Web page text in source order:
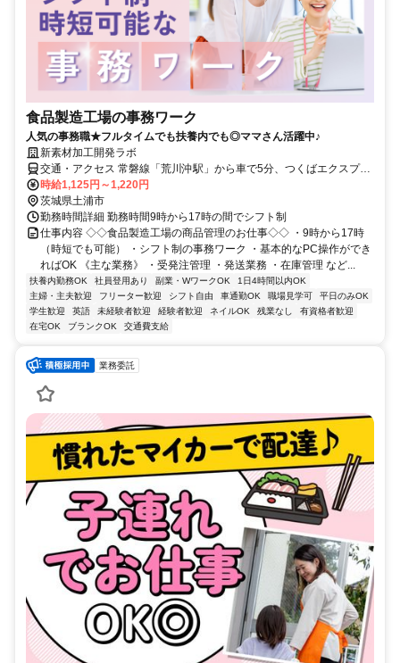
食品製造工場の事務ワーク
人気の事務職★フルタイムでも扶養内でも◎ママさん活躍中♪
新素材加工開発ラボ
交通・アクセス 常磐線「荒川沖駅」から車で5分、つくばエクスプレ
ス「つくば駅」車で10分
時給1,125円～1,220円
茨城県土浦市
勤務時間詳細 勤務時間9時から17時の間でシフト制
仕事内容 ◇◇食品製造工場の商品管理のお仕事◇◇ ・9時から17時
（時短でも可能） ・シフト制の事務ワーク ・基本的なPC操作ができ
ればOK 《主な業務》 ・受発注管理 ・発送業務 ・在庫管理 など...
扶養内勤務OK 社員登用あり 副業・WワークOK
1日4時間以内OK
主婦・主夫歓迎
フリーター歓迎 シフト自由 車通勤OK 職場見学可
平日のみOK
学生歓迎
英語 未経験者歓迎 経験者歓迎 ネイルOK 残業なし
有資格者歓迎
在宅OK
ブランクOK 交通費支給
業務委託